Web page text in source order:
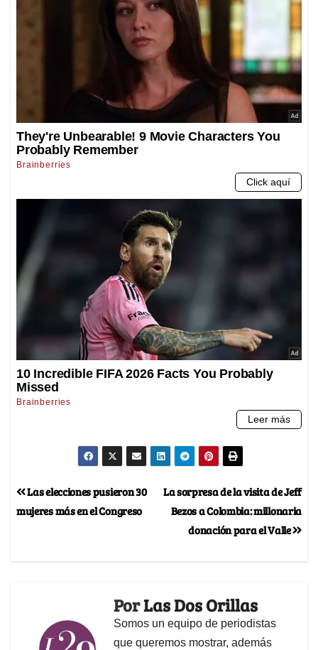
La sorpresa de la visita de Jeff
Bezos a Colombia: millonaria
donación para el Valle
Las elecciones pusieron 30
mujeres más en el Congreso
PorLas Dos Orillas
Somos un equipo de periodistas
que queremos mostrar, además